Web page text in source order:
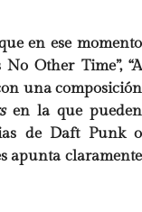
en ese momento
Other Time”, “A
una composición
en la que pueden
de Daft Punk o
apunta claramente